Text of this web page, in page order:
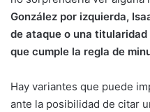
González por izquierda,
de ataque o una
que cumple la regla de
Hay variantes que puede
ante la posibilidad de citar